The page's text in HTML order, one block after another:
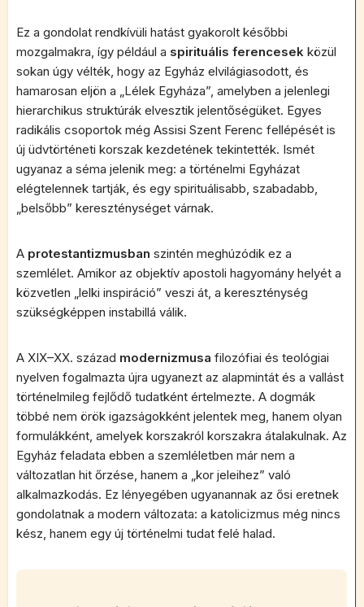
Ez a gondolat rendkívüli hatást gyakorolt későbbi
mozgalmakra, így például a spirituális ferencesek közül
sokan úgy vélték, hogy az Egyház elvilágiasodott, és
hamarosan eljön a „Lélek Egyháza”, amelyben a jelenlegi
hierarchikus struktúrák elvesztik jelentőségüket. Egyes
radikális csoportok még Assisi Szent Ferenc fellépését is
új üdvtörténeti korszak kezdetének tekintették. Ismét
ugyanaz a séma jelenik meg: a történelmi Egyházat
elégtelennek tartják, és egy spirituálisabb, szabadabb,
„belsőbb” kereszténységet várnak.
A protestantizmusban szintén meghúzódik ez a
szemlélet. Amikor az objektív apostoli hagyomány helyét a
közvetlen „lelki inspiráció” veszi át, a kereszténység
szükségképpen instabillá válik.
A XIX–XX. század modernizmusa filozófiai és teológiai
nyelven fogalmazta újra ugyanezt az alapmintát és a vallást
történelmileg fejlődő tudatként értelmezte. A dogmák
többé nem örök igazságokként jelentek meg, hanem olyan
formulákként, amelyek korszakról korszakra átalakulnak. Az
Egyház feladata ebben a szemléletben már nem a
változatlan hit őrzése, hanem a „kor jeleihez” való
alkalmazkodás. Ez lényegében ugyanannak az ősi eretnek
gondolatnak a modern változata: a katolicizmus még nincs
kész, hanem egy új történelmi tudat felé halad.